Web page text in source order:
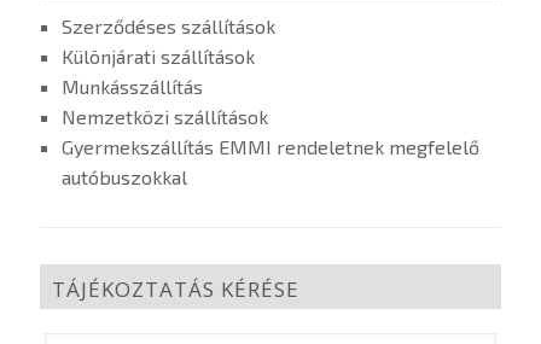
Szerződéses szállítások
Különjárati szállítások
Munkásszállítás
Nemzetközi szállítások
Gyermekszállítás EMMI rendeletnek megfelelő
autóbuszokkal
TÁJÉKOZTATÁS KÉRÉSE